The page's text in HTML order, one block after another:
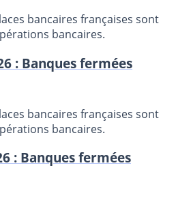
bancaires françaises sont
bancaires.
: Banques fermées
bancaires françaises sont
bancaires.
: Banques fermées